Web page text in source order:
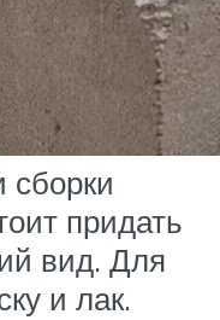
сборки
придать
вид. Для
и лак.